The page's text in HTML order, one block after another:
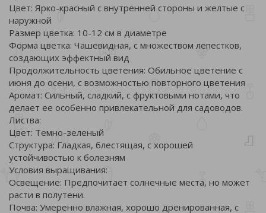
Цвет: Ярко-красный с внутренней стороны и желтые с
наружной
Размер цветка: 10-12 см в диаметре
Форма цветка: Чашевидная, с множеством лепестков,
создающих эффектный вид
Продолжительность цветения: Обильное цветение с
июня до осени, с возможностью повторного цветения
Аромат: Сильный, сладкий, с фруктовыми нотами, что
делает ее особенно привлекательной для садоводов.
Листва:
Цвет: Темно-зеленый
Структура: Гладкая, блестящая, с хорошей
устойчивостью к болезням
Условия выращивания:
Освещение: Предпочитает солнечные места, но может
расти в полутени.
Почва: Умеренно влажная, хорошо дренированная, с